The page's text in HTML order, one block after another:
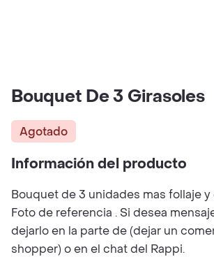
Bouquet De 3 Girasoles
Agotado
Información del producto
Bouquet de 3 unidades mas follaje
Foto de referencia . Si desea
dejarlo en la parte de (dejar un
shopper) o en el chat del Rappi.